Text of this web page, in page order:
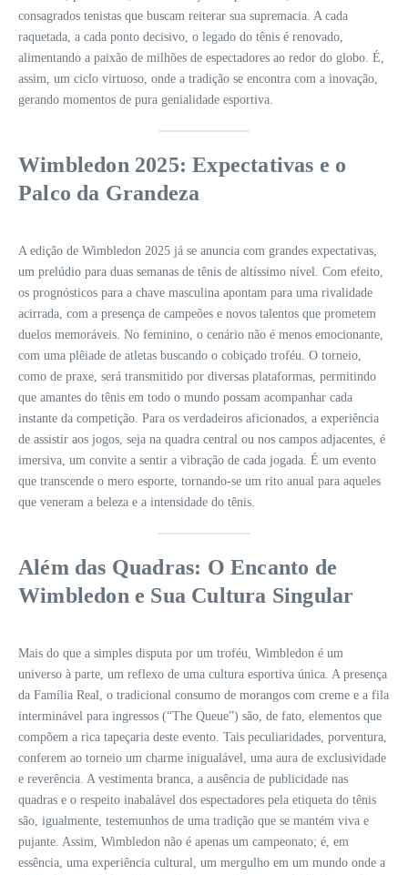
consagrados tenistas que buscam reiterar sua supremacia. A cada
raquetada, a cada ponto decisivo, o legado do tênis é renovado,
alimentando a paixão de milhões de espectadores ao redor do globo. É,
assim, um ciclo virtuoso, onde a tradição se encontra com a inovação,
gerando momentos de pura genialidade esportiva.
Wimbledon 2025: Expectativas e o
Palco da Grandeza
A edição de Wimbledon 2025 já se anuncia com grandes expectativas,
um prelúdio para duas semanas de tênis de altíssimo nível. Com efeito,
os prognósticos para a chave masculina apontam para uma rivalidade
acirrada, com a presença de campeões e novos talentos que prometem
duelos memoráveis. No feminino, o cenário não é menos emocionante,
com uma plêiade de atletas buscando o cobiçado troféu. O torneio,
como de praxe, será transmitido por diversas plataformas, permitindo
que amantes do tênis em todo o mundo possam acompanhar cada
instante da competição. Para os verdadeiros aficionados, a experiência
de assistir aos jogos, seja na quadra central ou nos campos adjacentes, é
imersiva, um convite a sentir a vibração de cada jogada. É um evento
que transcende o mero esporte, tornando-se um rito anual para aqueles
que veneram a beleza e a intensidade do tênis.
Além das Quadras: O Encanto de
Wimbledon e Sua Cultura Singular
Mais do que a simples disputa por um troféu, Wimbledon é um
universo à parte, um reflexo de uma cultura esportiva única. A presença
da Família Real, o tradicional consumo de morangos com creme e a fila
interminável para ingressos (“The Queue”) são, de fato, elementos que
compõem a rica tapeçaria deste evento. Tais peculiaridades, porventura,
conferem ao torneio um charme inigualável, uma aura de exclusividade
e reverência. A vestimenta branca, a ausência de publicidade nas
quadras e o respeito inabalável dos espectadores pela etiqueta do tênis
são, igualmente, testemunhos de uma tradição que se mantém viva e
pujante. Assim, Wimbledon não é apenas um campeonato; é, em
essência, uma experiência cultural, um mergulho em um mundo onde a